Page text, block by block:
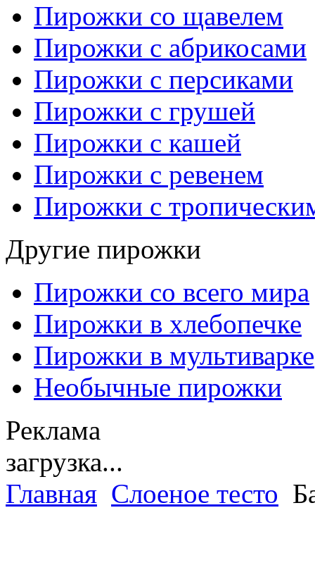
Пирожки со щавелем
Пирожки с абрикосами
Пирожки с персиками
Пирожки с грушей
Пирожки с кашей
Пирожки с ревенем
Пирожки с
Другие пирожки
Пирожки со всего мира
Пирожки в хлебопечке
Пирожки в мультиварке
Необычные пирожки
Реклама
загрузка...
Главная Слоеное тесто